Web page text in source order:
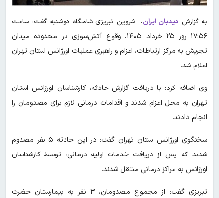
به گزارش دیدبان ایران، شروین تبریزی شامگاه دوشنبه گفت: ساعت
۱۷:۵۶ روز ۲۵ خرداد ۱۴۰۵، وقوع آتش‌سوزی در محدوده میدان
تجریش به مرکز ارتباطات، اعزام و راهبری عملیات اورژانس استان تهران
اعلام شد.
وی اضافه کرد: با دریافت گزارش حادثه، کارشناسان اورژانس استان
تهران به محل اعزام شدند و اقدامات درمانی لازم برای مصدومان را
انجام دادند.
سخنگوی اورژانس استان تهران گفت: در این حادثه ۵ نفر مصدوم
شدند که پس از دریافت خدمات اولیه درمانی، توسط کارشناسان
اورژانس به مراکز درمانی منتقل شدند.
تبریزی گفت: از مجموع مصدومان، ۳ نفر به بیمارستان حضرت